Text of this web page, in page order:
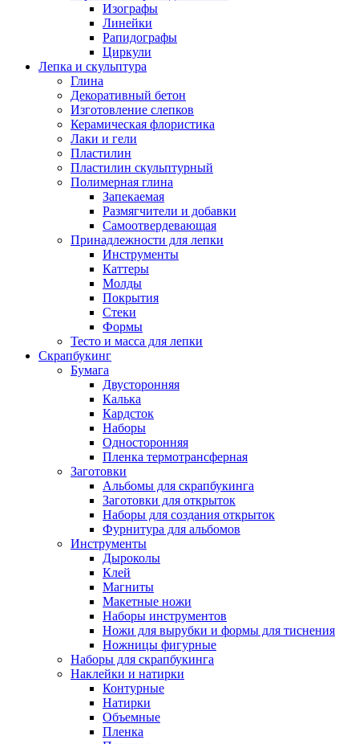
Изографы
Линейки
Рапидографы
Циркули
Лепка и скульптура
Глина
Декоративный бетон
Изготовление слепков
Керамическая флористика
Лаки и гели
Пластилин
Пластилин скульптурный
Полимерная глина
Запекаемая
Размягчители и добавки
Самоотвердевающая
Принадлежности для лепки
Инструменты
Каттеры
Молды
Покрытия
Стеки
Формы
Тесто и масса для лепки
Скрапбукинг
Бумага
Двусторонняя
Калька
Кардсток
Наборы
Односторонняя
Пленка термотрансферная
Заготовки
Альбомы для скрапбукинга
Заготовки для открыток
Наборы для создания открыток
Фурнитура для альбомов
Инструменты
Дыроколы
Клей
Магниты
Макетные ножи
Наборы инструментов
Ножи для вырубки и формы для тиснения
Ножницы фигурные
Наборы для скрапбукинга
Наклейки и натирки
Контурные
Натирки
Объемные
Пленка